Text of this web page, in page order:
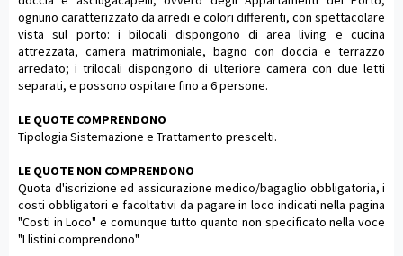
ognuno caratterizzato da arredi e colori differenti, con spettacolare
vista sul porto: i bilocali dispongono di area living e cucina
attrezzata, camera matrimoniale, bagno con doccia e terrazzo
arredato; i trilocali dispongono di ulteriore camera con due letti
separati, e possono ospitare fino a 6 persone.
LE QUOTE COMPRENDONO
Tipologia Sistemazione e Trattamento prescelti.
LE QUOTE NON COMPRENDONO
Quota d'iscrizione ed assicurazione medico/bagaglio obbligatoria, i
costi obbligatori e facoltativi da pagare in loco indicati nella pagina
"Costi in Loco" e comunque tutto quanto non specificato nella voce
"I listini comprendono"